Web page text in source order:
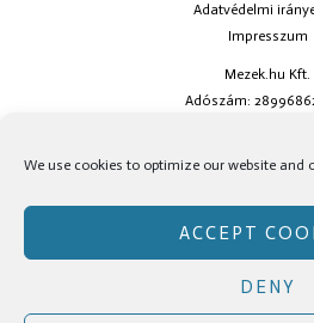
We use cookies to optimize our website and
ACCEPT
DENY
Adatvédelmi
Impresszum
Mezek.hu Kft.
Adószám:
social
Copyright © Mezek.hu